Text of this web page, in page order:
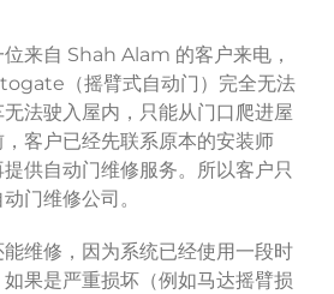
来自 Shah Alam 的客户来电，
（摇臂式自动门）完全无法
法驶入屋内，只能从门口爬进屋
客户已经先联系原本的安装师
供自动门维修服务。所以客户只
门维修公司。
维修，因为系统已经使用一段时
果是严重损坏（例如马达摇臂损